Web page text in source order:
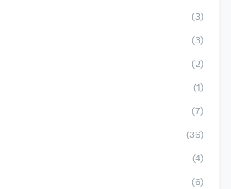
(3)
(3)
(2)
(1)
(7)
(36)
(4)
(6)